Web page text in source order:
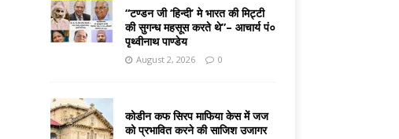
“टण्डन जी ‘हिन्दी’ मे भारत की मिट्टी
की सुगन्ध महसूस करते थे”– आचार्य पं०
पृथ्वीनाथ पाण्डेय
August 2, 2026 0
कोडीन कफ सिरप माफिया केस में जज
को प्रभावित करने की साजिश उजागर